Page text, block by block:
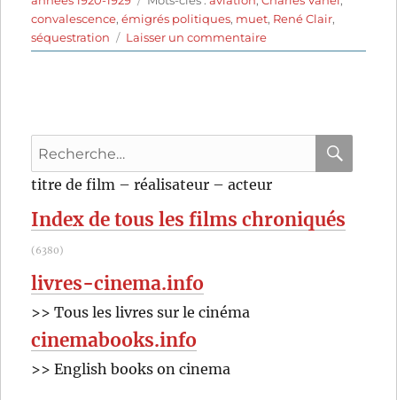
convalescence,émigrés politiques, muet, René Clair,
séquestration
Laisser un commentairesur
La
Clair
Recherche
pour
:
titre de film – réalisateur – acteur
Index de tous les films chroniqués
(6380)
livres-cinema.info
>> Tous les livres sur le cinéma
cinemabooks.info
>> English books on cinema